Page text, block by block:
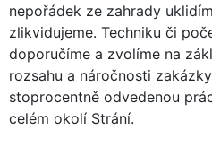
nepořádek ze zahrady
zlikvidujeme. Techniku či
doporučíme a zvolíme na
rozsahu a náročnosti
stoprocentně odvedenou
celém okolí Strání.